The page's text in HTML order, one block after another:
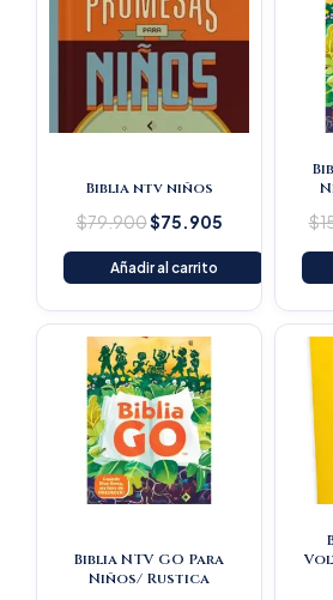
Biblia ntv niños
$79.900
was:
$79.900.
$75.905
Añadir al carrito
$
Biblia NTV GO Para
Niños/ Rustica
Original
price
was:
$129.900.
Current
$123.405.